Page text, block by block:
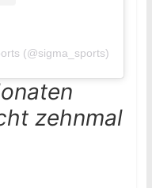
(@sigma_sports)
zehnmal